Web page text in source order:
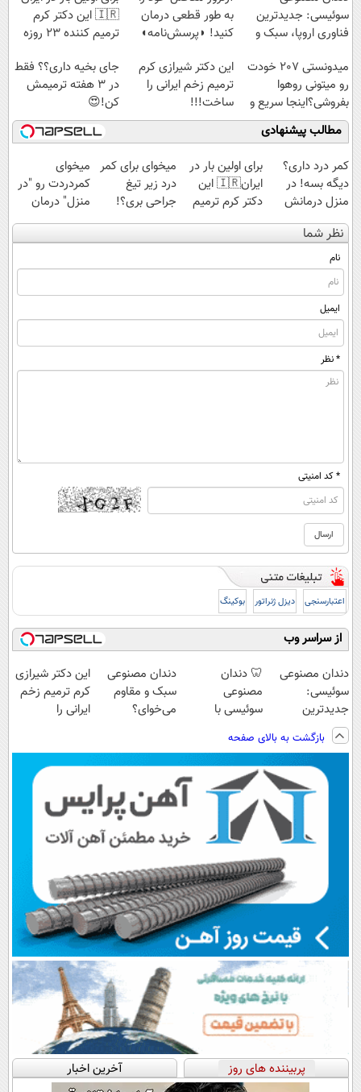
سوئیسی: جدیدترین
فناوری اروپا، سبک و
قسطی
به طور قطعی درمان
کنید! ◗پرسش‌نامه◖
🇮🇷 این دکتر کرم
ترمیم کننده 23 روزه
میدونستی 207 خودت
رو میتونی روهوا
بفروشی؟اینجا سریع و
راحت بفروش
این دکتر شیرازی کرم
ترمیم زخم ایرانی را
ساخت!!!
جای بخیه داری؟؟ فقط
در 3 هفته ترمیمش
کن!😍
مطالب پیشنهادی
کمر درد داری؟
دیگه بسه! در
منزل درمانش
کن
(◀پرسش‌نامه)
برای اولین بار در
ایران🇮🇷 این
دکتر کرم ترمیم
کننده 23 روزه
ساخت!
میخوای برای کمر
درد زیر تیغ
جراحی بری؟!
◗پرسش‌نامه رو
پر کن◖
میخوای
کمردردت رو "در
منزل" درمان
کنی؟ (◂فیلم +
◂پرسش‌نامه)
نظر شما
نام
ایمیل
* نظر
* کد امنیتی
اعتبارسنجی دیزل ژنراتور بوکینگ
از سراسر وب
دندان مصنوعی
سوئیسی:
جدیدترین
فناوری اروپا،
سبک و مقاوم |
پرداخت قسطی
🦷 دندان
مصنوعی
سوئیسی با
دیجیتال |
پرداخت در 4
قسط |📍 تهران
دندان مصنوعی
سبک و مقاوم
می‌خوای؟
📍تهران
این دکتر شیرازی
کرم ترمیم زخم
ایرانی را
بازگشت به بالای صفحه
پربیننده های روز آخرین اخبار